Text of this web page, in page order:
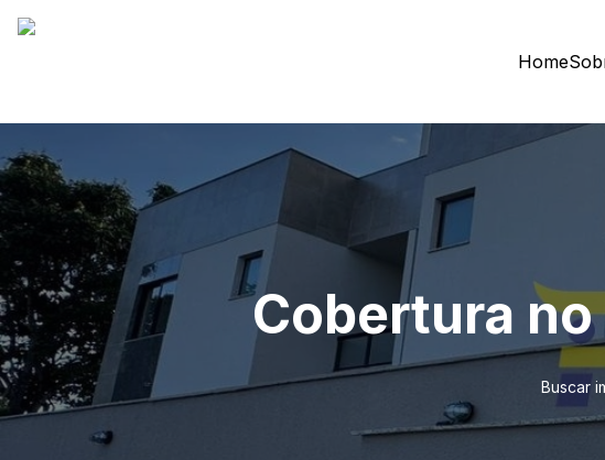
Home
Cobertura no
Buscar